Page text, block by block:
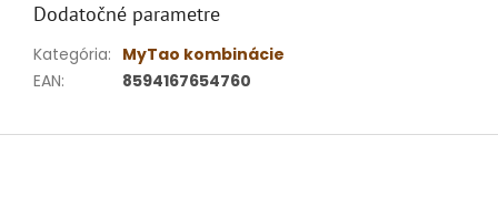
Dodatočné parametre
Kategória: MyTao kombinácie
EAN: 8594167654760